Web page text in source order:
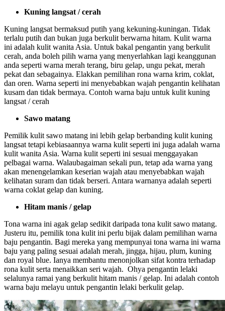
Kuning langsat / cerah
Kuning langsat bermaksud putih yang kekuning-kuningan. Tidak
terlalu putih dan bukan juga berkulit berwarna hitam. Kulit warna
ini adalah kulit wanita Asia. Untuk bakal pengantin yang berkulit
cerah, anda boleh pilih warna yang menyerlahkan lagi keanggunan
anda seperti warna merah terang, biru gelap, ungu pekat, merah
pekat dan sebagainya. Elakkan pemilihan rona warna krim, coklat,
dan oren. Warna seperti ini menyebabkan wajah pengantin kelihatan
kusam dan tidak bermaya. Contoh warna baju untuk kulit kuning
langsat / cerah
Sawo matang
Pemilik kulit sawo matang ini lebih gelap berbanding kulit kuning
langsat tetapi kebiasaannya warna kulit seperti ini juga adalah warna
kulit wanita Asia. Warna kulit seperti ini sesuai menggayakan
pelbagai warna. Walaubagaiman sekali pun, tetap ada warna yang
akan menengelamkan keserian wajah atau menyebabkan wajah
kelihatan suram dan tidak berseri. Antara warnanya adalah seperti
warna coklat gelap dan kuning.
Hitam manis / gelap
Tona warna ini agak gelap sedikit daripada tona kulit sawo matang.
Justeru itu, pemilik tona kulit ini perlu bijak dalam pemilihan warna
baju pengantin. Bagi mereka yang mempunyai tona warna ini warna
baju yang paling sesuai adalah merah, jingga, hijau, plum, kuning
dan royal blue. Ianya membantu menonjolkan sifat kontra terhadap
rona kulit serta menaikkan seri wajah. Ohya pengantin lelaki
selalunya ramai yang berkulit hitam manis / gelap. Ini adalah contoh
warna baju melayu untuk pengantin lelaki berkulit gelap.